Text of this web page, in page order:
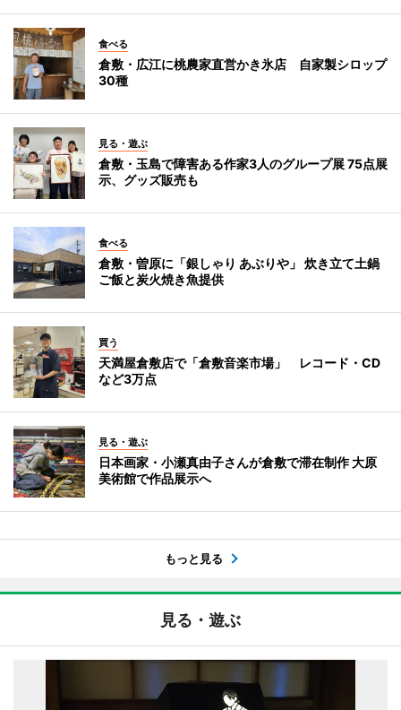
食べる
倉敷・広江に桃農家直営かき氷店 自家製シロップ
30種
見る・遊ぶ
倉敷・玉島で障害ある作家3人のグループ展 75点展
示、グッズ販売も
食べる
倉敷・曽原に「銀しゃり あぶりや」 炊き立て土鍋
ご飯と炭火焼き魚提供
買う
天満屋倉敷店で「倉敷音楽市場」 レコード・CD
など3万点
見る・遊ぶ
日本画家・小瀬真由子さんが倉敷で滞在制作 大原
美術館で作品展示へ
もっと見る
見る・遊ぶ